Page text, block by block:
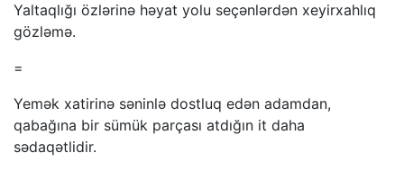
Yaltaqlığı özlərinə həyat yolu seçənlərdən xeyirxahlıq
gözləmə.
=
Yemək xatirinə səninlə dostluq edən adamdan,
qabağına bir sümük parçası atdığın it daha
sədaqətlidir.